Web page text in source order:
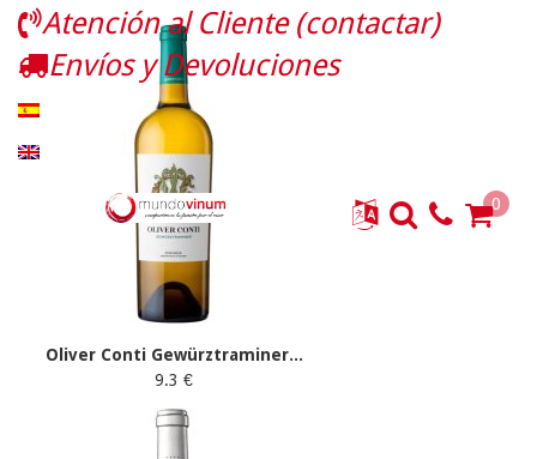
Oliver Conti Gewürztraminer...
9.3 €
Atención al Cliente (contactar)
Envíos y Devoluciones
0